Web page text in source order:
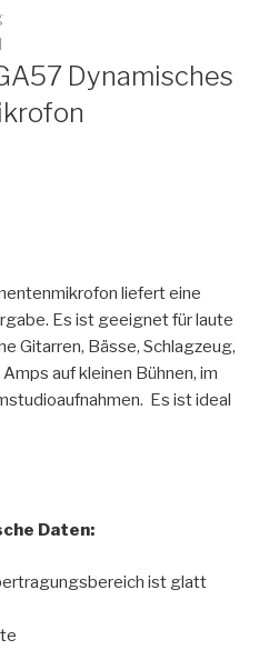
Dynamisches
liefert eine
Es ist geeignet für laute
Gitarren, Bässe, Schlagzeug,
auf kleinen Bühnen, im
Es ist ideal
Daten:
ist glatt